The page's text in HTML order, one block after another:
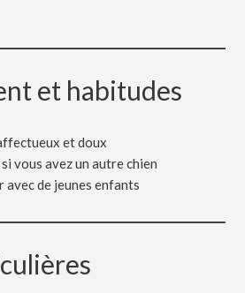
et habitudes
et doux
vous avez un autre chien
avec de jeunes enfants